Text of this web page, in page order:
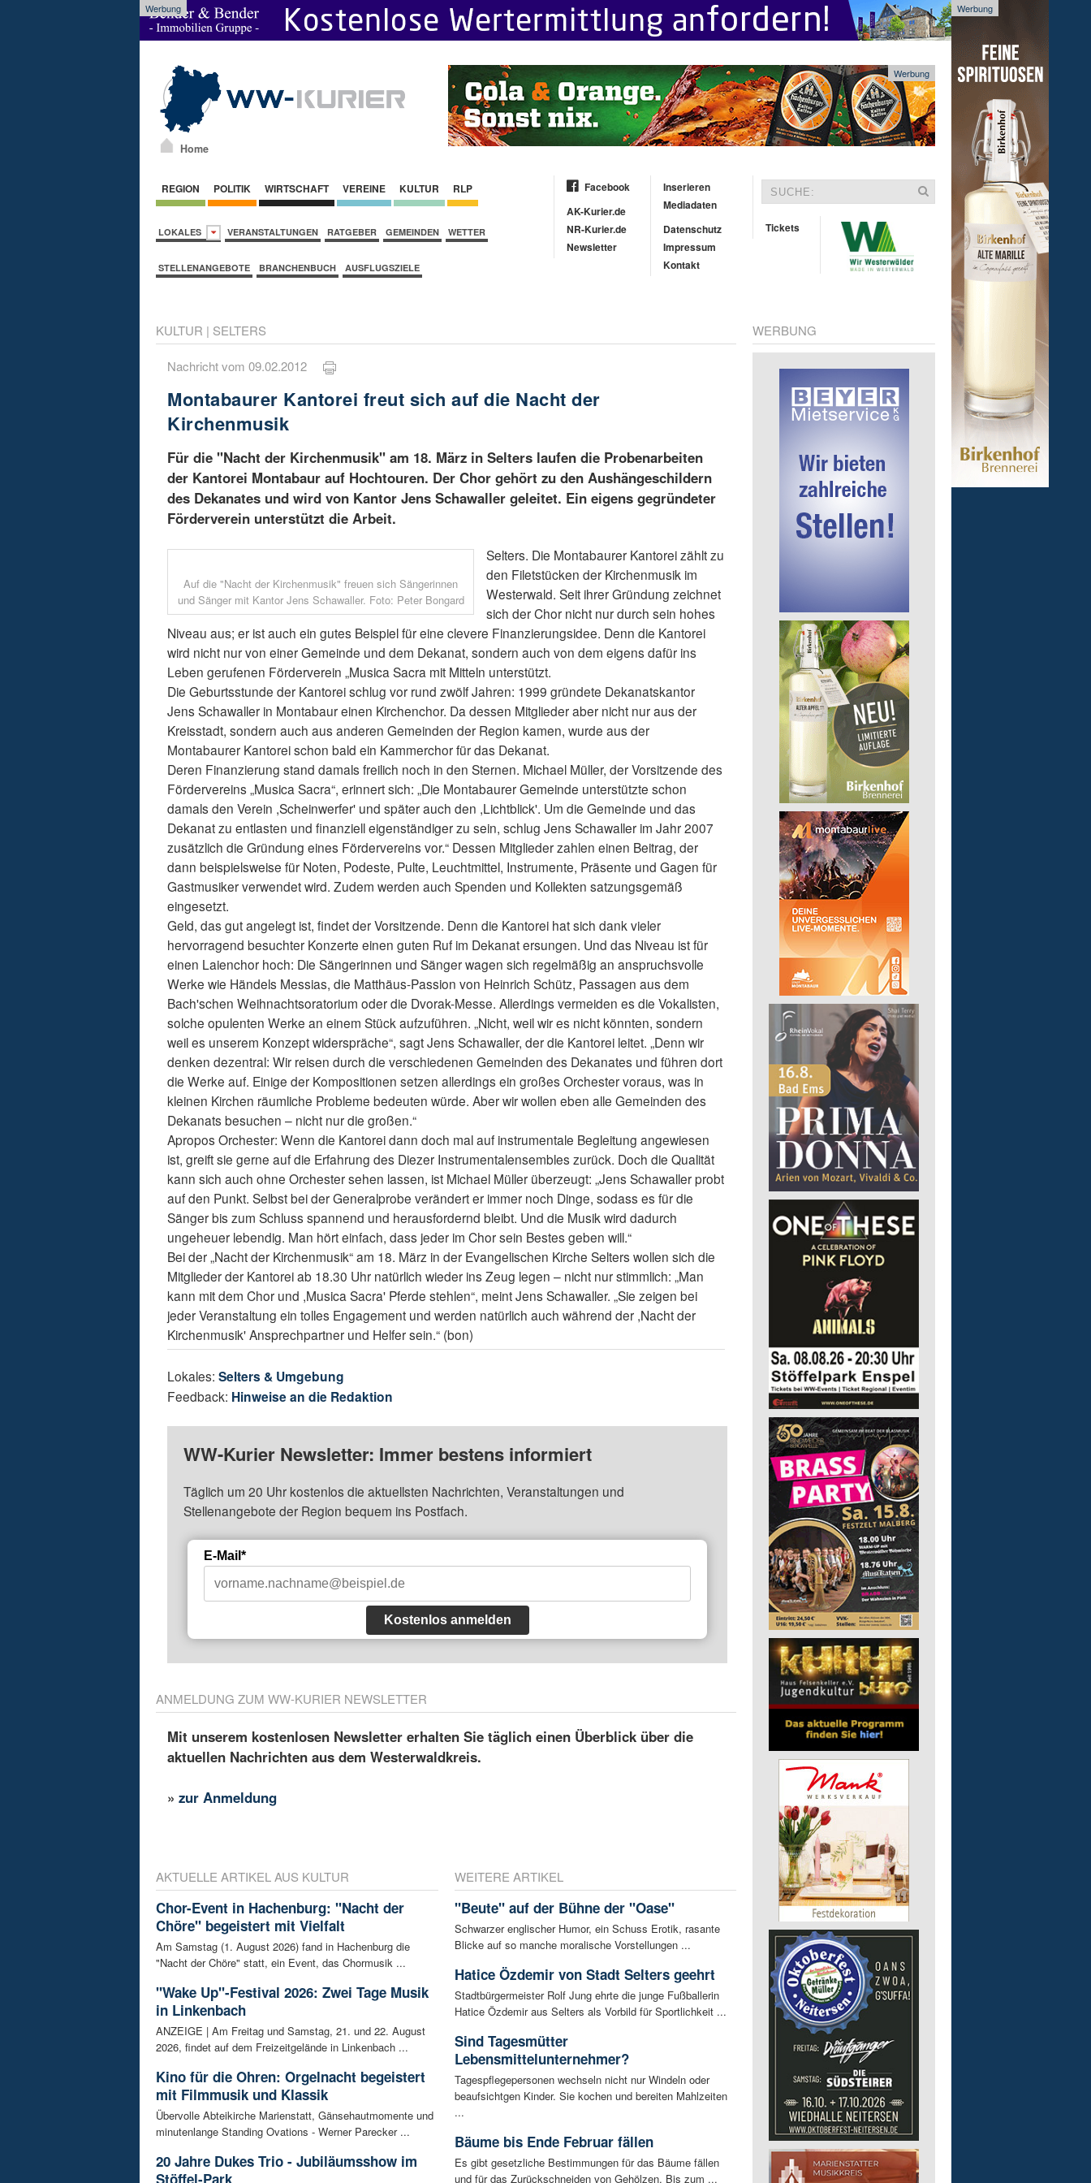
Werbung Werbung
Home
Werbung
REGION POLITIK WIRTSCHAFT VEREINE KULTUR RLP
LOKALES VERANSTALTUNGEN RATGEBER GEMEINDEN WETTER
STELLENANGEBOTE BRANCHENBUCH AUSFLUGSZIELE
Facebook
AK-Kurier.de
NR-Kurier.de
Newsletter
Inserieren
Mediadaten
Datenschutz
Impressum
Kontakt
Tickets
KULTUR | SELTERS
Nachricht vom 09.02.2012
Montabaurer Kantorei freut sich auf die Nacht der
Kirchenmusik
Für die "Nacht der Kirchenmusik" am 18. März in Selters laufen die Probenarbeiten
der Kantorei Montabaur auf Hochtouren. Der Chor gehört zu den Aushängeschildern
des Dekanates und wird von Kantor Jens Schawaller geleitet. Ein eigens gegründeter
Förderverein unterstützt die Arbeit.
Auf die "Nacht der Kirchenmusik" freuen sich Sängerinnen
und Sänger mit Kantor Jens Schawaller. Foto: Peter Bongard
Selters. Die Montabaurer Kantorei zählt zu
den Filetstücken der Kirchenmusik im
Westerwald. Seit ihrer Gründung zeichnet
sich der Chor nicht nur durch sein hohes
Niveau aus; er ist auch ein gutes Beispiel für eine clevere Finanzierungsidee. Denn die Kantorei
wird nicht nur von einer Gemeinde und dem Dekanat, sondern auch von dem eigens dafür ins
Leben gerufenen Förderverein „Musica Sacra mit Mitteln unterstützt.
Die Geburtsstunde der Kantorei schlug vor rund zwölf Jahren: 1999 gründete Dekanatskantor
Jens Schawaller in Montabaur einen Kirchenchor. Da dessen Mitglieder aber nicht nur aus der
Kreisstadt, sondern auch aus anderen Gemeinden der Region kamen, wurde aus der
Montabaurer Kantorei schon bald ein Kammerchor für das Dekanat.
Deren Finanzierung stand damals freilich noch in den Sternen. Michael Müller, der Vorsitzende des
Fördervereins „Musica Sacra“, erinnert sich: „Die Montabaurer Gemeinde unterstützte schon
damals den Verein ,Scheinwerfer' und später auch den ,Lichtblick'. Um die Gemeinde und das
Dekanat zu entlasten und finanziell eigenständiger zu sein, schlug Jens Schawaller im Jahr 2007
zusätzlich die Gründung eines Fördervereins vor.“ Dessen Mitglieder zahlen einen Beitrag, der
dann beispielsweise für Noten, Podeste, Pulte, Leuchtmittel, Instrumente, Präsente und Gagen für
Gastmusiker verwendet wird. Zudem werden auch Spenden und Kollekten satzungsgemäß
eingesetzt.
Geld, das gut angelegt ist, findet der Vorsitzende. Denn die Kantorei hat sich dank vieler
hervorragend besuchter Konzerte einen guten Ruf im Dekanat ersungen. Und das Niveau ist für
einen Laienchor hoch: Die Sängerinnen und Sänger wagen sich regelmäßig an anspruchsvolle
Werke wie Händels Messias, die Matthäus-Passion von Heinrich Schütz, Passagen aus dem
Bach'schen Weihnachtsoratorium oder die Dvorak-Messe. Allerdings vermeiden es die Vokalisten,
solche opulenten Werke an einem Stück aufzuführen. „Nicht, weil wir es nicht könnten, sondern
weil es unserem Konzept widerspräche“, sagt Jens Schawaller, der die Kantorei leitet. „Denn wir
denken dezentral: Wir reisen durch die verschiedenen Gemeinden des Dekanates und führen dort
die Werke auf. Einige der Kompositionen setzen allerdings ein großes Orchester voraus, was in
kleinen Kirchen räumliche Probleme bedeuten würde. Aber wir wollen eben alle Gemeinden des
Dekanats besuchen – nicht nur die großen.“
Apropos Orchester: Wenn die Kantorei dann doch mal auf instrumentale Begleitung angewiesen
ist, greift sie gerne auf die Erfahrung des Diezer Instrumentalensembles zurück. Doch die Qualität
kann sich auch ohne Orchester sehen lassen, ist Michael Müller überzeugt: „Jens Schawaller probt
auf den Punkt. Selbst bei der Generalprobe verändert er immer noch Dinge, sodass es für die
Sänger bis zum Schluss spannend und herausfordernd bleibt. Und die Musik wird dadurch
ungeheuer lebendig. Man hört einfach, dass jeder im Chor sein Bestes geben will.“
Bei der „Nacht der Kirchenmusik“ am 18. März in der Evangelischen Kirche Selters wollen sich die
Mitglieder der Kantorei ab 18.30 Uhr natürlich wieder ins Zeug legen – nicht nur stimmlich: „Man
kann mit dem Chor und ,Musica Sacra' Pferde stehlen“, meint Jens Schawaller. „Sie zeigen bei
jeder Veranstaltung ein tolles Engagement und werden natürlich auch während der ,Nacht der
Kirchenmusik' Ansprechpartner und Helfer sein.“ (bon)
Lokales:Selters & Umgebung
Feedback: Hinweise an die Redaktion
WW-Kurier Newsletter: Immer bestens informiert
Täglich um 20 Uhr kostenlos die aktuellsten Nachrichten, Veranstaltungen und
Stellenangebote der Region bequem ins Postfach.
E-Mail*
Kostenlos anmelden
ANMELDUNG ZUM WW-KURIER NEWSLETTER
Mit unserem kostenlosen Newsletter erhalten Sie täglich einen Überblick über die
aktuellen Nachrichten aus dem Westerwaldkreis.
»zur Anmeldung
AKTUELLE ARTIKEL AUS KULTUR
Chor-Event in Hachenburg: "Nacht der
Chöre" begeistert mit Vielfalt
Am Samstag (1. August 2026) fand in Hachenburg die
"Nacht der Chöre" statt, ein Event, das Chormusik ...
"Wake Up"-Festival 2026: Zwei Tage Musik
in Linkenbach
ANZEIGE | Am Freitag und Samstag, 21. und 22. August
2026, findet auf dem Freizeitgelände in Linkenbach ...
Kino für die Ohren: Orgelnacht begeistert
mit Filmmusik und Klassik
Übervolle Abteikirche Marienstatt, Gänsehautmomente und
minutenlange Standing Ovations - Werner Parecker ...
20 Jahre Dukes Trio - Jubiläumsshow im
Stöffel-Park
WEITERE ARTIKEL
"Beute" auf der Bühne der "Oase"
Schwarzer englischer Humor, ein Schuss Erotik, rasante
Blicke auf so manche moralische Vorstellungen ...
Hatice Özdemir von Stadt Selters geehrt
Stadtbürgermeister Rolf Jung ehrte die junge Fußballerin
Hatice Özdemir aus Selters als Vorbild für Sportlichkeit ...
Sind Tagesmütter
Lebensmittelunternehmer?
Tagespflegepersonen wechseln nicht nur Windeln oder
beaufsichtgen Kinder. Sie kochen und bereiten Mahlzeiten
...
Bäume bis Ende Februar fällen
Es gibt gesetzliche Bestimmungen für das Bäume fällen
und für das Zurückschneiden von Gehölzen. Bis zum ...
WERBUNG